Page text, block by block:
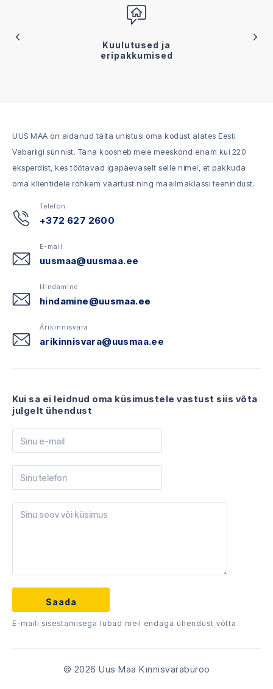
Kuulutused ja
eripakkumised
UUS MAA on aidanud täita unistusi oma kodust alates Eesti
Vabariigi sünnist. Täna koosneb meie meeskond enam kui 220
eksperdist, kes töötavad igapäevaselt selle nimel, et pakkuda
oma klientidele rohkem väärtust ning maailmaklassi teenindust.
Telefon
+372 627 2600
E-mail
uusmaa@uusmaa.ee
Hindamine
hindamine@uusmaa.ee
Ärikinnisvara
arikinnisvara@uusmaa.ee
Kui sa ei leidnud oma küsimustele vastust siis võta
julgelt ühendust
E-maili sisestamisega lubad meil endaga ühendust võtta
© 2026 Uus Maa Kinnisvarabüroo